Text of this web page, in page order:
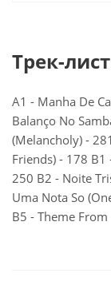
Трек-
A1 - Manha De
Balanço No
(Melancholy) -
Friends) - 178 B1
250 B2 - Noite
Uma Nota So
B5 - Theme